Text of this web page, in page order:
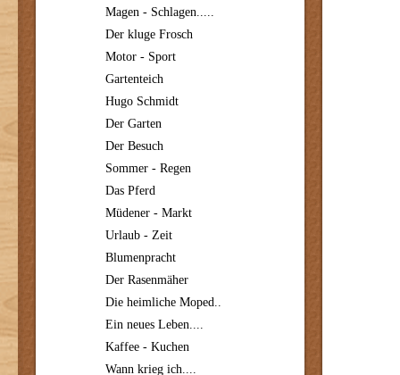
Magen - Schlagen.....
Der kluge Frosch
Motor - Sport
Gartenteich
Hugo Schmidt
Der Garten
Der Besuch
Sommer - Regen
Das Pferd
Müdener - Markt
Urlaub - Zeit
Blumenpracht
Der Rasenmäher
Die heimliche Moped..
Ein neues Leben....
Kaffee - Kuchen
Wann krieg ich....